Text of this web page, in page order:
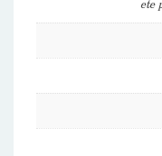
ete